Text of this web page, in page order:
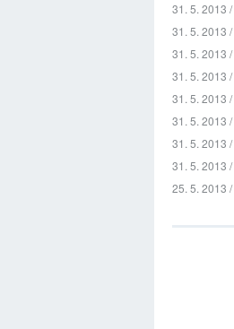
31. 5. 2013 /
31. 5. 2013 /
31. 5. 2013 /
31. 5. 2013 /
31. 5. 2013 /
31. 5. 2013 /
31. 5. 2013 /
31. 5. 2013 /
25. 5. 2013 /